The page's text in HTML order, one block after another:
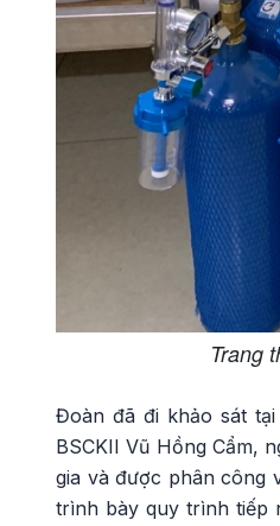
Trang
Đoàn đã đi khảo sát
BSCKII Vũ Hồng Cẩm,
gia và được phân công
trình bày quy trình tiếp